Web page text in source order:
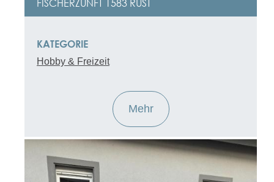
FISCHERZUNFT 1583 RUST
KATEGORIE
Hobby & Freizeit
Mehr